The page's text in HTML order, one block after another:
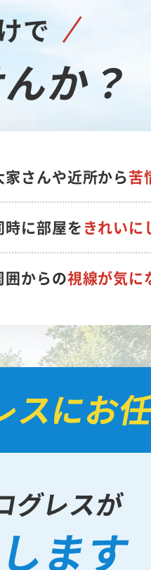
で
か？
家さんや近所から苦
時に部屋をきれいに
囲からの視線が気に
スにお
グレスが
ます